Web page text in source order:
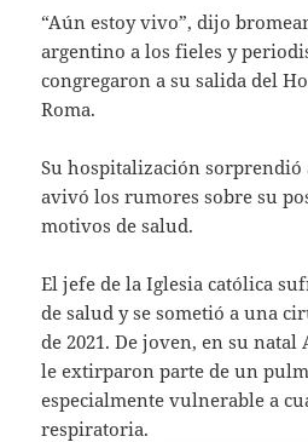
“Aún estoy vivo”, dijo
argentino a los fieles y
congregaron a su salida del
Roma.
Su hospitalización
avivó los rumores sobre su
motivos de salud.
El jefe de la Iglesia católica
de salud y se sometió a una
de 2021. De joven, en su
le extirparon parte de un
especialmente vulnerable a
respiratoria.